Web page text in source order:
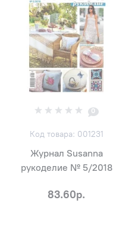
0
Код товара: 001231
Журнал Susanna
рукоделие № 5/2018
83.60р.